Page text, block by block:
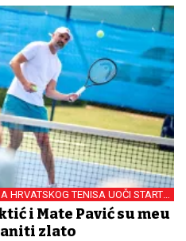
HRVATSKOG TENISA UOČI STARTA
OLIMPIJSKOG TURNIRA
i Mate Pavić su među
zlato